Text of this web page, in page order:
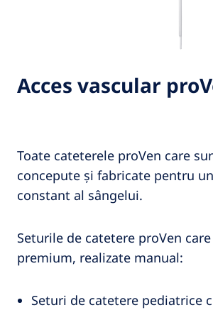
Acces vascular
Toate cateterele proVen care
concepute și fabricate pentru
constant al sângelui.
Seturile de catetere proVen
premium, realizate manual:
Seturi de catetere pediatrice